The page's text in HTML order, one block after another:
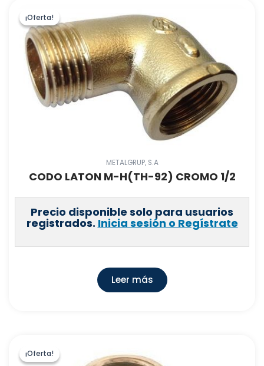
¡Oferta!
¡Oferta!
METALGRUP, S.A
CODO LATON M-H(TH-92) CROMO 1/2
Precio disponible solo para usuarios
registrados. Inicia sesión o Regístrate
Leer más
¡Oferta!
¡Oferta!